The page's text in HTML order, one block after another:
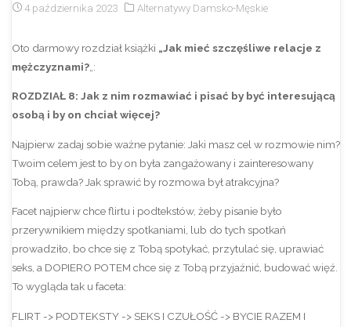
4 października 2023 Alternatywy Damsko-Męskie
Oto darmowy rozdział książki „Jak mieć szczęśliwe relacje z
mężczyznami?„:
ROZDZIAŁ 8: Jak z nim rozmawiać i pisać by być interesującą
osobą i by on chciał więcej?
Najpierw zadaj sobie ważne pytanie: Jaki masz cel w rozmowie nim?
Twoim celem jest to by on była zangażowany i zainteresowany
Tobą, prawda? Jak sprawić by rozmowa był atrakcyjna?
Facet najpierw chce flirtu i podtekstów, żeby pisanie było
przerywnikiem między spotkaniami, lub do tych spotkań
prowadziło, bo chce się z Tobą spotykać, przytulać się, uprawiać
seks, a DOPIERO POTEM chce się z Tobą przyjaźnić, budować więź.
To wygląda tak u faceta:
FLIRT -> PODTEKSTY -> SEKS I CZUŁOŚĆ -> BYCIE RAZEM I